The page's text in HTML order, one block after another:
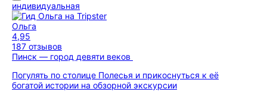
индивидуальная
Ольга
4,95
187 отзывов
Пинск — город девяти веков
Погулять по столице Полесья и прикоснуться к её
богатой истории на обзорной экскурсии